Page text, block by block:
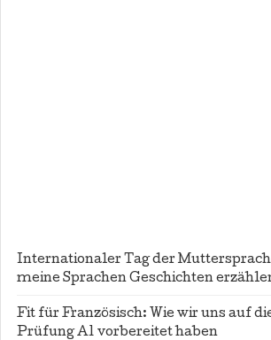
Internationaler Tag der
meine Sprachen Geschichten
Fit für Französisch: Wie wir uns auf
Prüfung A1 vorbereitet haben